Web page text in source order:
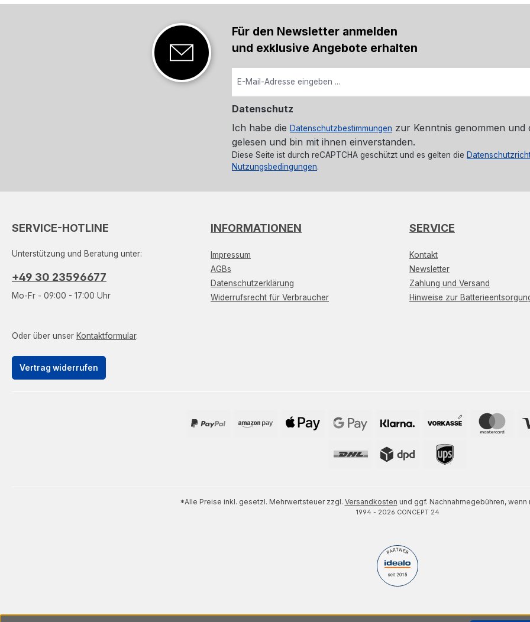
Für den Newsletter anmelden
und exklusive Angebote erhalten
Datenschutz
Ich habe die Datenschutzbestimmungen zur Kenntnis genommen und
gelesen und bin mit ihnen einverstanden.
Diese Seite ist durch reCAPTCHA geschützt und es gelten die
Nutzungsbedingungen.
SERVICE-HOTLINE
Unterstützung und Beratung unter:
+49 30 23596677
Mo-Fr - 09:00 - 17:00 Uhr
Oder über unser Kontaktformular.
Vertrag widerrufen
INFORMATIONEN
Impressum
AGBs
Datenschutzerklärung
Widerrufsrecht für Verbraucher
SERVICE
Kontakt
Newsletter
Zahlung und Versand
Hinweise zur
*Alle Preise inkl. gesetzl. Mehrwertsteuer zzgl. Versandkosten und ggf. Nachnahmegebühren,
1994 - 2026 CONCEPT 24